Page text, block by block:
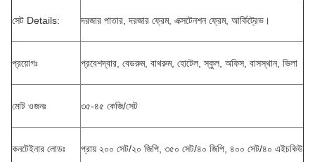
সেট Details: দরজার পাতার, দরজার ফ্রেম, এক্সটেনশন ফ্রেম, আর্কিট্রেভ।
প্রয়োগঃ প্রবেশদ্বার, বেডরুম, বাথরুম, হোটেল, স্কুল, অফিস, বাসস্থান, ভিলা
মোট ওজনঃ ৩৫-৪৫ কেজি/সেট
কনটেইনার লোডঃ প্রায় ২০০ সেট/২০ জিপি, ৩৫০ সেট/৪০ জিপি, ৪০০ সেট/৪০ এইচকিউ